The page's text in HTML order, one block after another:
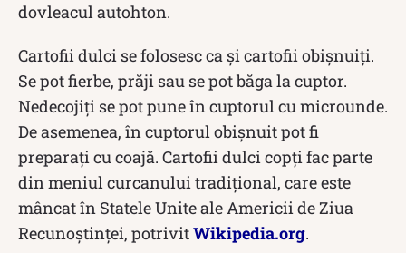
dovleacul autohton.
Cartofii dulci se folosesc ca și cartofii obișnuiți.
Se pot fierbe, prăji sau se pot băga la cuptor.
Nedecojiți se pot pune în cuptorul cu microunde.
De asemenea, în cuptorul obișnuit pot fi
preparați cu coajă. Cartofii dulci copți fac parte
din meniul curcanului tradițional, care este
mâncat în Statele Unite ale Americii de Ziua
Recunoștinței, potrivitWikipedia.org.